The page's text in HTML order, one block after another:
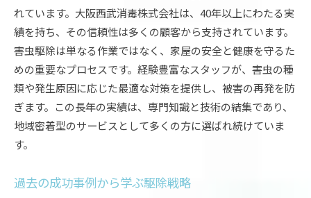
れています。大阪西武消毒株式会社は、40年以上にわたる実
績を持ち、その信頼性は多くの顧客から支持されています。
害虫駆除は単なる作業ではなく、家屋の安全と健康を守るた
めの重要なプロセスです。経験豊富なスタッフが、害虫の種
類や発生原因に応じた最適な対策を提供し、被害の再発を防
ぎます。この長年の実績は、専門知識と技術の結集であり、
地域密着型のサービスとして多くの方に選ばれ続けていま
す。
過去の成功事例から学ぶ駆除戦略